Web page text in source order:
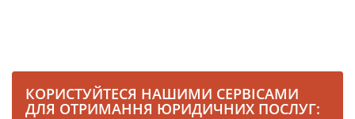
КОРИСТУЙТЕСЯ НАШИМИ СЕРВІСАМИ
ДЛЯ ОТРИМАННЯ ЮРИДИЧНИХ ПОСЛУГ: